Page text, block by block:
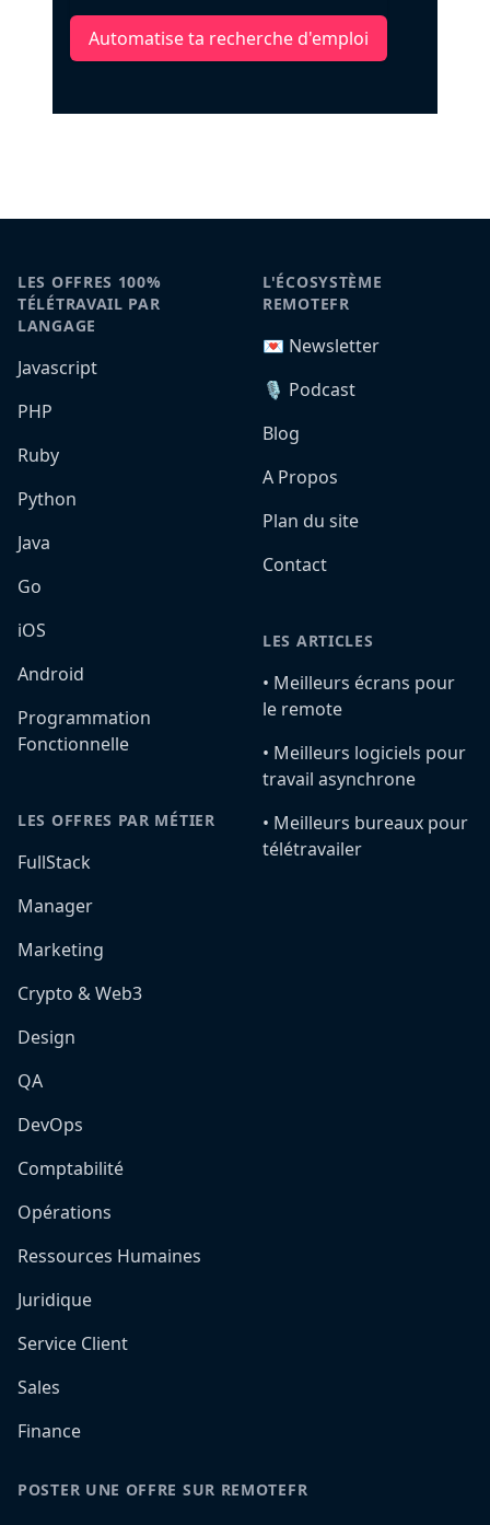
Automatise ta recherche d'emploi
LES OFFRES 100%
TÉLÉTRAVAIL PAR
LANGAGE
Javascript
PHP
Ruby
Python
Java
Go
iOS
Android
Programmation
Fonctionnelle
LES OFFRES PAR MÉTIER
FullStack
Manager
Marketing
Crypto & Web3
Design
QA
DevOps
Comptabilité
Opérations
Ressources Humaines
Juridique
Service Client
Sales
Finance
L'ÉCOSYSTÈME
REMOTEFR
💌 Newsletter
🎙️ Podcast
Blog
A Propos
Plan du site
Contact
LES ARTICLES
•️ Meilleurs écrans pour
le remote
•️ Meilleurs logiciels pour
travail asynchrone
•️ Meilleurs bureaux pour
télétravailer
POSTER UNE OFFRE SUR REMOTEFR